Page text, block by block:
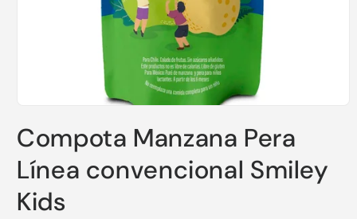
multimedia
1
en
una
ventana
modal
Compota Manzana Pera
Línea convencional Smiley
Kids